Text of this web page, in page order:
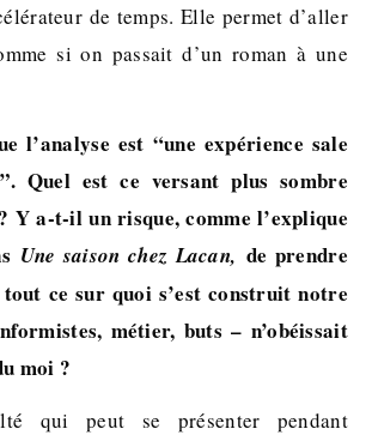
de temps. Elle permet d’aller
si on passait d’un roman à une
l’analyse est “une expérience sale
Quel est ce versant plus sombre
Y a-t-il un risque, comme l’explique
Une saison chez Lacan, de prendre
tout ce sur quoi s’est construit notre
métier, buts – n’obéissait
moi ?
qui peut se présenter pendant